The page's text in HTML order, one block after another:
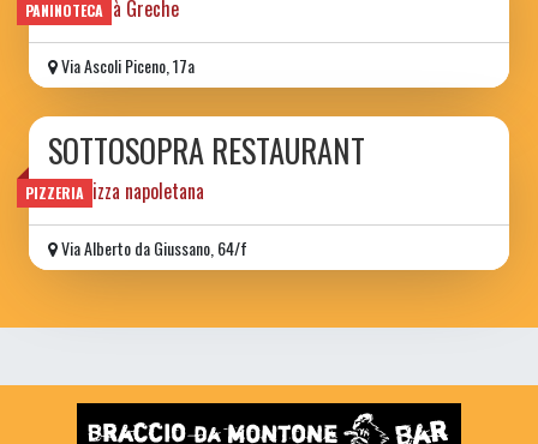
PANINOTECA
Specialità Greche
Via Ascoli Piceno, 17a
PIZZERIA
SOTTOSOPRA RESTAURANT
vera pizza napoletana
Via Alberto da Giussano, 64/f